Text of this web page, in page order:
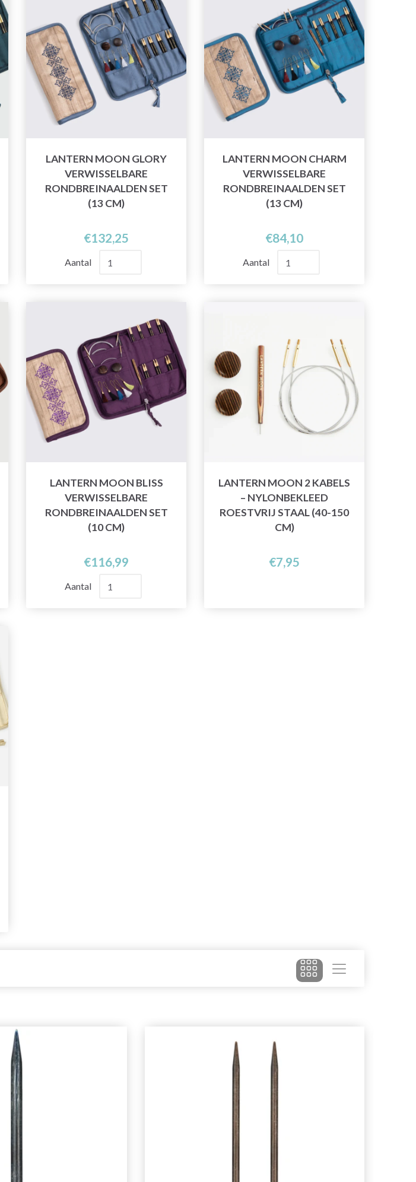
LANTERN MOON GLORY
VERWISSELBARE
RONDBREINAALDEN SET
(13 CM)
€132,25
Aantal
LANTERN MOON CHARM
VERWISSELBARE
RONDBREINAALDEN SET
(13 CM)
€84,10
Aantal
LANTERN MOON BLISS
VERWISSELBARE
RONDBREINAALDEN SET
(10 CM)
€116,99
Aantal
LANTERN MOON 2 KABELS
– NYLONBEKLEED
ROESTVRIJ STAAL (40-150
CM)
€7,95